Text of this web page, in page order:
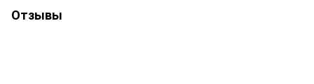
Отзывы